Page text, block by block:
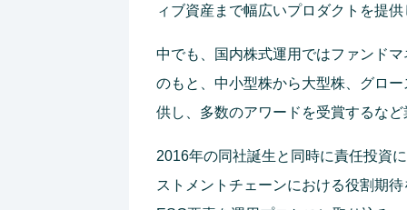
ィブ資産まで幅広いプロダクトを提
中でも、国内株式運用ではファンド
のもと、中小型株から大型株、グロ
供し、多数のアワードを受賞するな
2016年の同社誕生と同時に責任投資
ストメントチェーンにおける役割期